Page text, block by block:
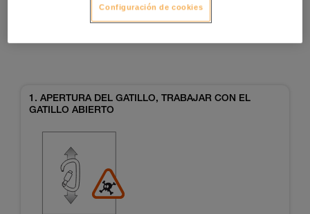
Ejemplos de situaciones de riesgo sobre el
1. APERTURA DEL GATILLO, TRABAJAR CON EL
GATILLO ABIERTO
Configuración de cookies